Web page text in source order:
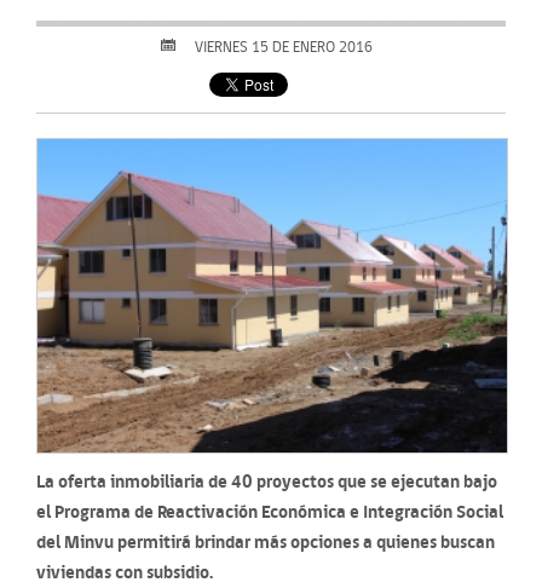
VIERNES 15 DE ENERO 2016
La oferta inmobiliaria de 40 proyectos que se ejecutan bajo
el Programa de Reactivación Económica e Integración Social
del Minvu permitirá brindar más opciones a quienes buscan
viviendas con subsidio.